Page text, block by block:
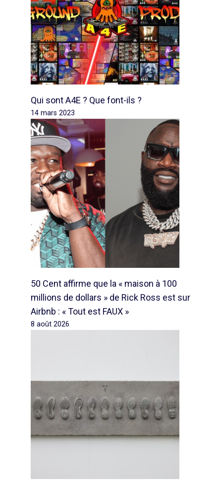
Qui sont A4E ? Que font-ils ?
14 mars 2023
50 Cent affirme que la « maison à 100
millions de dollars » de Rick Ross est sur
Airbnb : « Tout est FAUX »
8 août 2026